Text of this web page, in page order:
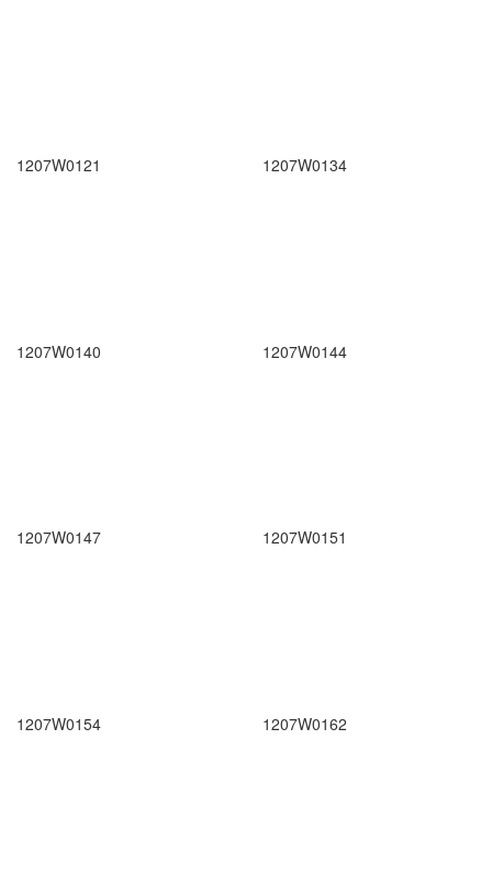
1207W0121 1207W0134
1207W0140 1207W0144
1207W0147 1207W0151
1207W0154 1207W0162